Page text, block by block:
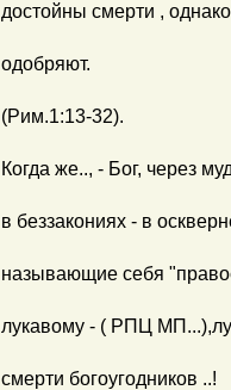
достойны смерти ,
одобряют.
(Рим.1:13-32).
Когда же.., - Бог, через
в беззакониях - в
называющие себя
лукавому - ( РПЦ
смерти богоугодников ..!